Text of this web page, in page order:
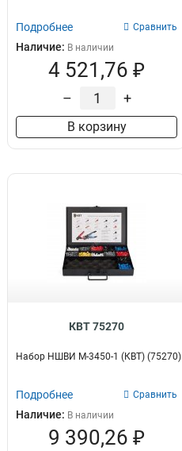
Подробнее Сравнить
Наличие: В наличии
4 521,76 ₽
– +
В корзину
КВТ 75270
Набор НШВИ М-3450-1 (КВТ) (75270)
Подробнее Сравнить
Наличие: В наличии
9 390,26 ₽